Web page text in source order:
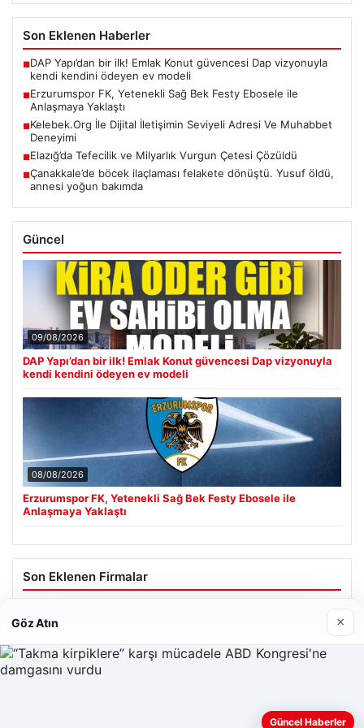
Son Eklenen Haberler
■DAP Yapı’dan bir ilk! Emlak Konut güvencesi Dap vizyonuyla
kendi kendini ödeyen ev modeli
■Erzurumspor FK, Yetenekli Sağ Bek Festy Ebosele ile
Anlaşmaya Yaklaştı
■Kelebek.Org İle Dijital İletişimin Seviyeli Adresi Ve Muhabbet
Deneyimi
■Elazığ’da Tefecilik ve Milyarlık Vurgun Çetesi Çözüldü
■Çanakkale’de böcek ilaçlaması felakete dönüştü. Yusuf öldü,
annesi yoğun bakımda
Güncel
09/08/2026
DAP Yapı’dan bir ilk! Emlak Konut güvencesi Dap vizyonuyla
kendi kendini ödeyen ev modeli
08/08/2026
Erzurumspor FK, Yetenekli Sağ Bek Festy Ebosele ile
Anlaşmaya Yaklaştı
Son Eklenen Firmalar
Hastaş Beton
Göz Atın ×
Güncel Haberler